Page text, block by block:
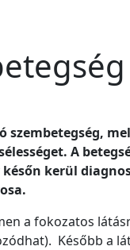
szembetegség,
A
kerül
a fokozatos
Később a